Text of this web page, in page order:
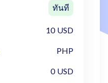
ทันที
10 USD
PHP
0 USD